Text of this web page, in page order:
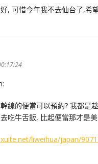
, 可惜今年我不去仙台了,希
:
線的便當可以預約? 我都是
吃牛舌飯, 比起便當那才是
liweihua/japan/